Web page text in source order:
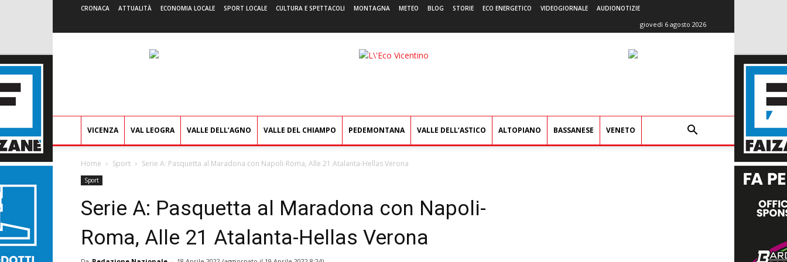
CRONACA ATTUALITÀ ECONOMIA LOCALE SPORT LOCALE CULTURA E SPETTACOLI MONTAGNA METEO BLOG STORIE ECO ENERGETICO VIDEOGIORNALE AUDIONOTIZIE
giovedì 6 agosto 2026
L'Eco
VICENZA VAL LEOGRA VALLE DELL’AGNO VALLE DEL CHIAMPO PEDEMONTANA VALLE DELL’ASTICO ALTOPIANO BASSANESE VENETO
Home Sport Serie A: Pasquetta al Maradona con Napoli-Roma, Alle 21 Atalanta-Hellas Verona
Sport
Serie A: Pasquetta al Maradona con Napoli-
Roma, Alle 21 Atalanta-Hellas Verona